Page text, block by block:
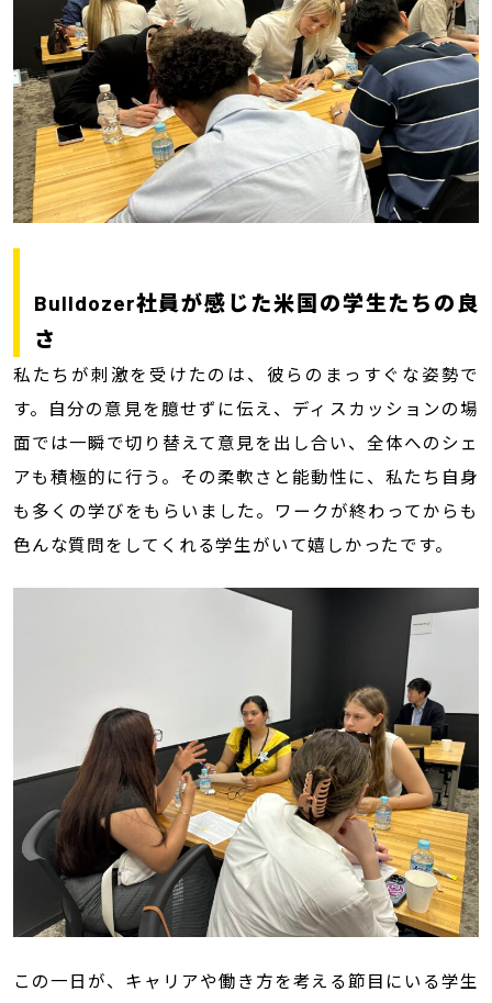
Bulldozer社員が感じた米国の学生たちの良
さ
私たちが刺激を受けたのは、彼らのまっすぐな姿勢で
す。自分の意見を臆せずに伝え、ディスカッションの場
面では一瞬で切り替えて意見を出し合い、全体へのシェ
アも積極的に行う。その柔軟さと能動性に、私たち自身
も多くの学びをもらいました。ワークが終わってからも
色んな質問をしてくれる学生がいて嬉しかったです。
この一日が、キャリアや働き方を考える節目にいる学生